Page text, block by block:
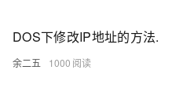
DOS下修改IP地址的方法.
余二五 1000